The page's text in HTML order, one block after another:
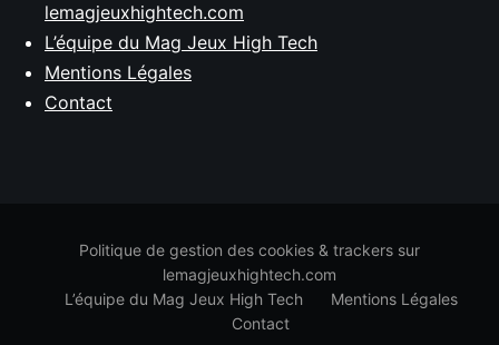
lemagjeuxhightech.com
L’équipe du Mag Jeux High Tech
Mentions Légales
Contact
Politique de gestion des cookies & trackers sur
lemagjeuxhightech.com
L’équipe du Mag Jeux High Tech
Mentions Légales
Contact